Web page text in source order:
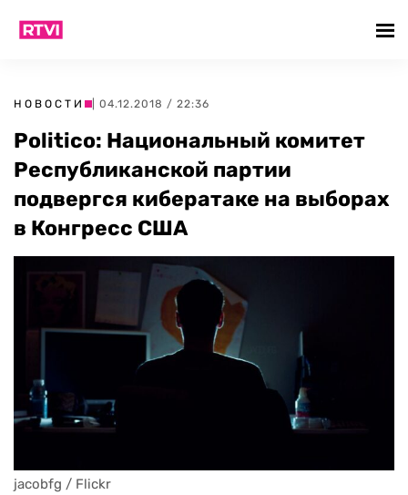
НОВОСТИ | 04.12.2018 / 22:36
Politico: Национальный комитет
Республиканской партии
подвергся кибератаке на выборах
в Конгресс США
jacobfg / Flickr